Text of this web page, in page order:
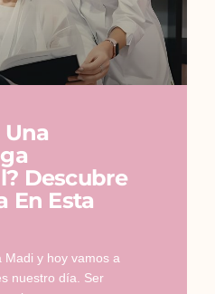
Una
Descubre
En Esta
Madi y hoy vamos a
nuestro día. Ser